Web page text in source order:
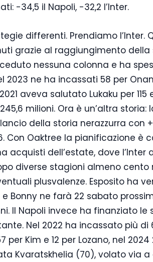
-34,5 il Napoli, -32,2 l’Inter.
differenti. Prendiamo l’Inter.
grazie al raggiungimento
nessuna colonna e ha
2023 ne ha incassati 58 per
aveva salutato Lukaku per 115
milioni. Ora è un’altra storia:
della storia nerazzurra con
Con Oaktree la pianificazione è
acquisti dell’estate, dove l’Inter
diverse stagioni almeno cento
plusvalenze. Esposito ha
Bonny ne farà 22 sabato
Il Napoli invece ha finanziato
Nel 2022 ha incassato più di
per Kim e 12 per Lozano, nel 2024
Kvaratskhelia (70), volato via